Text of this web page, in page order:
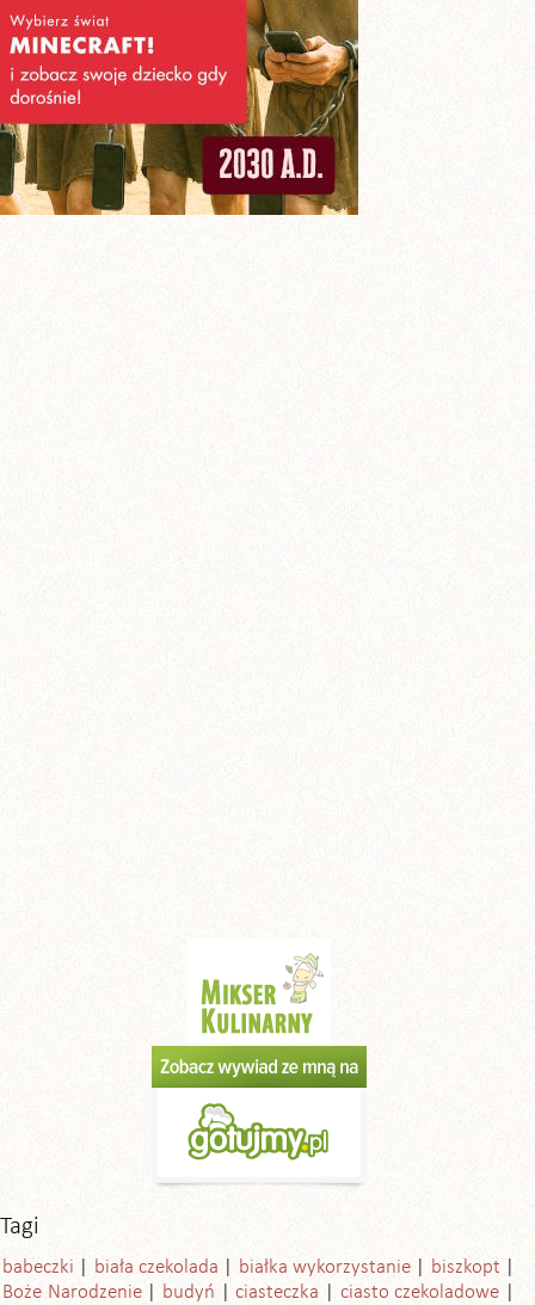
Tagi
babeczki biała czekolada białka wykorzystanie
biszkopt
Boże Narodzenie
budyń ciasteczka
ciasto czekoladowe